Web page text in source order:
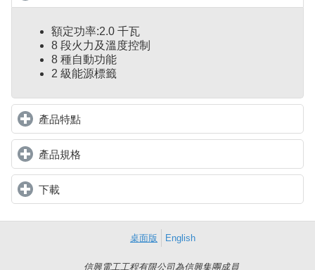
額定功率:2.0 千瓦
8 段火力及溫度控制
8 種自動功能
2 級能源標籤
產品特點click to expand contents
產品規格
下載click to expand contents
桌面版 English
信興電工工程有限公司為信興集團成員